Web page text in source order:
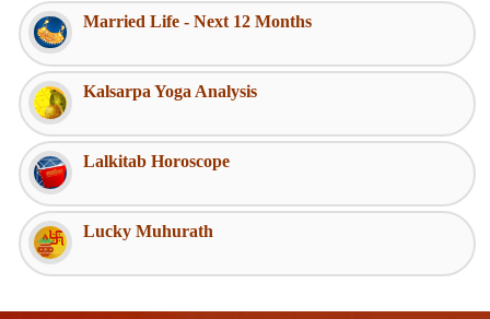
Married Life - Next 12 Months
Kalsarpa Yoga Analysis
Lalkitab Horoscope
Lucky Muhurath